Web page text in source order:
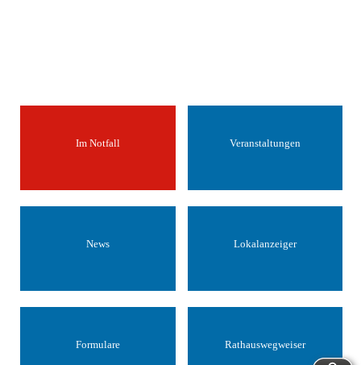
Im Notfall Veranstaltungen
News Lokalanzeiger
Formulare Rathauswegweiser